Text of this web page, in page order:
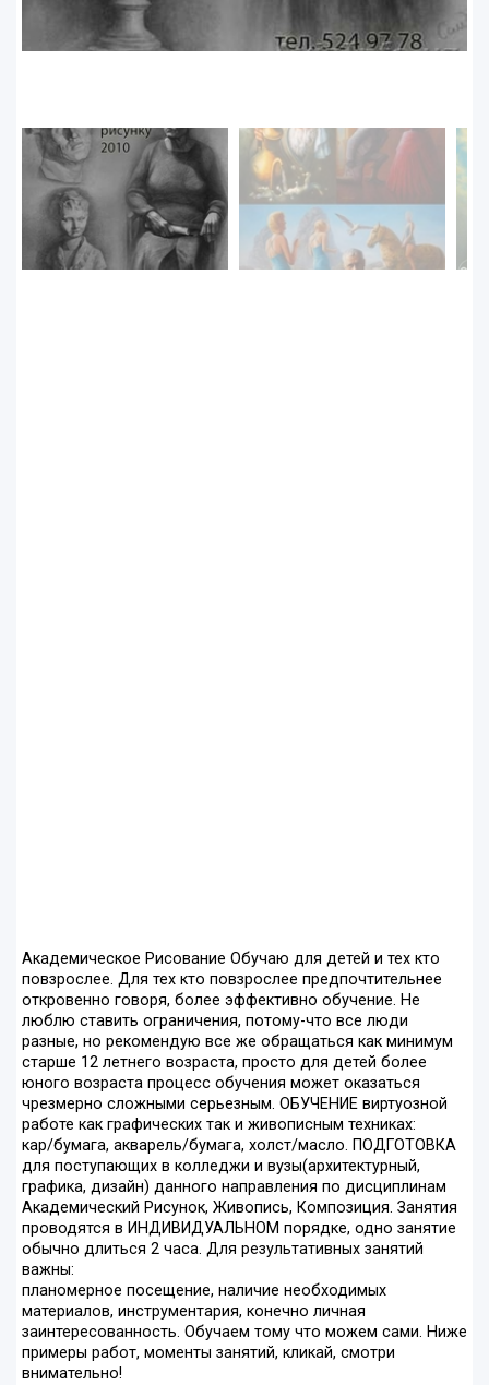
Академическое Рисование Обучаю для детей и тех кто
повзрослее. Для тех кто повзрослее предпочтительнее
откровенно говоря, более эффективно обучение. Не
люблю ставить ограничения, потому-что все люди
разные, но рекомендую все же обращаться как минимум
старше 12 летнего возраста, просто для детей более
юного возраста процесс обучения может оказаться
чрезмерно сложными серьезным. ОБУЧЕНИЕ виртуозной
работе как графических так и живописным техниках:
кар/бумага, акварель/бумага, холст/масло. ПОДГОТОВКА
для поступающих в колледжи и вузы(архитектурный,
графика, дизайн) данного направления по дисциплинам
Академический Рисунок, Живопись, Композиция. Занятия
проводятся в ИНДИВИДУАЛЬНОМ порядке, одно занятие
обычно длиться 2 часа. Для результативных занятий
важны:
планомерное посещение, наличие необходимых
материалов, инструментария, конечно личная
заинтересованность. Обучаем тому что можем сами. Ниже
примеры работ, моменты занятий, кликай, смотри
внимательно!